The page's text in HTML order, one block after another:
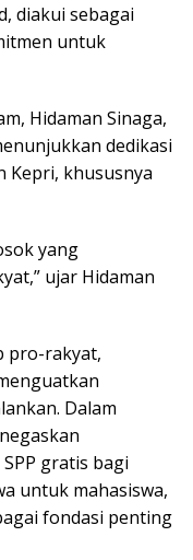
diakui sebagai
untuk
Hidaman Sinaga,
dedikasi
Kepri, khususnya
yang
ujar Hidaman
pro-rakyat,
Dalam
gratis bagi
untuk mahasiswa,
fondasi penting